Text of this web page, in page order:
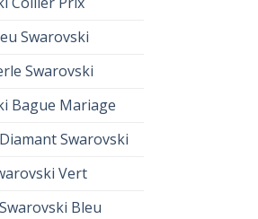
Swarovski
Swarovski
Bague Mariage
Swarovski
Vert
Bleu